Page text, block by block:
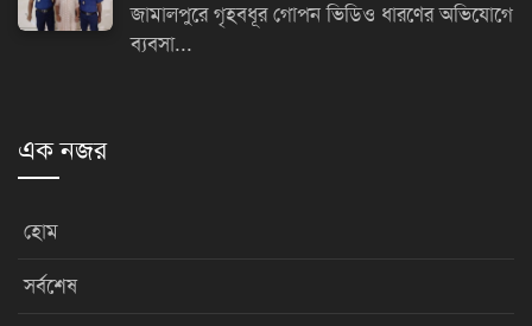
জামালপুরে গৃহবধূর গোপন ভিডিও ধারণের অভিযোগে
ব্যবসা...
এক নজর
হোম
সর্বশেষ